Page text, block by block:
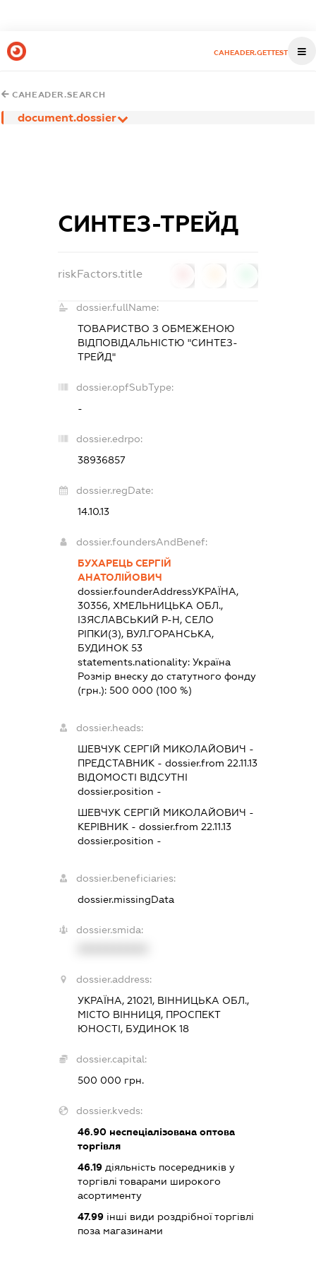
CAHEADER.GETTEST
CAHEADER.SEARCH
document.dossier
СИНТЕЗ-ТРЕЙД
riskFactors.title
dossier.fullName:
ТОВАРИСТВО З ОБМЕЖЕНОЮ
ВІДПОВІДАЛЬНІСТЮ "СИНТЕЗ-
ТРЕЙД"
dossier.opfSubType:
-
dossier.edrpo:
38936857
dossier.regDate:
14.10.13
dossier.foundersAndBenef:
БУХАРЕЦЬ СЕРГІЙ
АНАТОЛІЙОВИЧ
dossier.founderAddressУКРАЇНА,
30356, ХМЕЛЬНИЦЬКА ОБЛ.,
ІЗЯСЛАВСЬКИЙ Р-Н, СЕЛО
РІПКИ(З), ВУЛ.ГОРАНСЬКА,
БУДИНОК 53
statements.nationality: Україна
Розмір внеску до статутного фонду
(грн.): 500 000 (100 %)
dossier.heads:
ШЕВЧУК СЕРГІЙ МИКОЛАЙОВИЧ -
ПРЕДСТАВНИК- dossier.from 22.11.13
ВІДОМОСТІ ВІДСУТНІ
dossier.position -
ШЕВЧУК СЕРГІЙ МИКОЛАЙОВИЧ -
КЕРІВНИК- dossier.from 22.11.13
dossier.position -
dossier.beneficiaries:
dossier.missingData
dossier.smida:
dossier.address:
УКРАЇНА, 21021, ВІННИЦЬКА ОБЛ.,
МІСТО ВІННИЦЯ, ПРОСПЕКТ
ЮНОСТІ, БУДИНОК 18
dossier.capital:
500 000 грн.
dossier.kveds:
46.90неспеціалізована оптова
торгівля
46.19діяльність посередників у
торгівлі товарами широкого
асортименту
47.99інші види роздрібної торгівлі
поза магазинами